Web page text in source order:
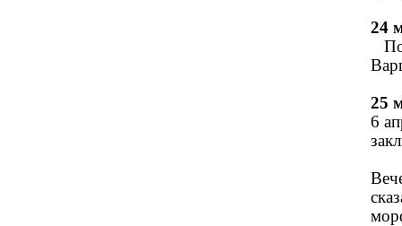
24
25
6